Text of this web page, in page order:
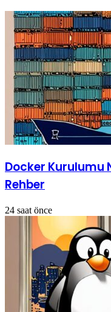
Docker Kurulumu
Rehber
24 saat önce